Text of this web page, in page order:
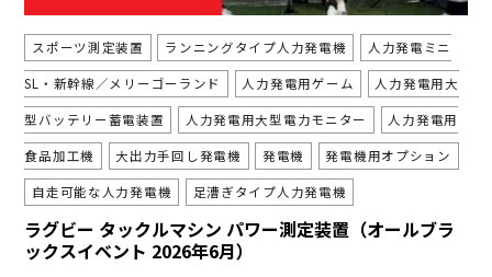
スポーツ測定装置 ランニングタイプ人力発電機 人力発電ミニ
SL・新幹線／メリーゴーランド 人力発電用ゲーム 人力発電用大
型バッテリー蓄電装置 人力発電用大型電力モニター 人力発電用
食品加工機 大出力手回し発電機 発電機 発電機用オプション
自走可能な人力発電機 足漕ぎタイプ人力発電機
ラグビー タックルマシン パワー測定装置（オールブラ
ックスイベント 2026年6月）